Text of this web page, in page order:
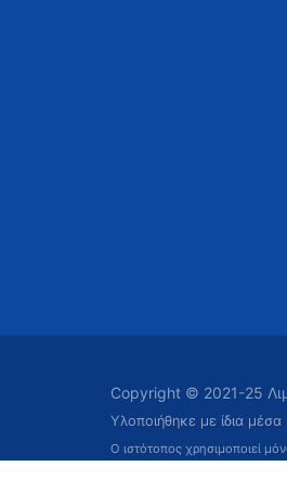
Copyright © 2021-25
Υλοποιήθηκε με ίδια
Ο ιστότοπος χρησιμοποιεί